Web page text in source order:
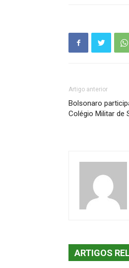
Artigo anterior
Bolsonaro
Colégio Militar de
ARTIGOS